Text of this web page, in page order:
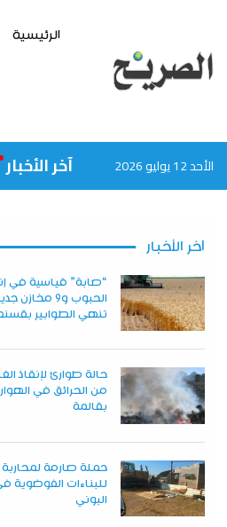
الرئيسية
الأحد 12 يوليو 2026 آخر الأخبار
آخر الأخبار
“صابة” قياسية في
الحبوب و9 مخازن
تنهي الطوابير
حالة طوارئ لإنقاذ
من الحرائق في
بقالمة
حملة صارمة لمحاربة
للبناءات الفوضوية
البوني